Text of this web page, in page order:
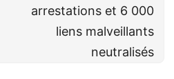
arrestations et 6 000
liens malveillants
neutralisés